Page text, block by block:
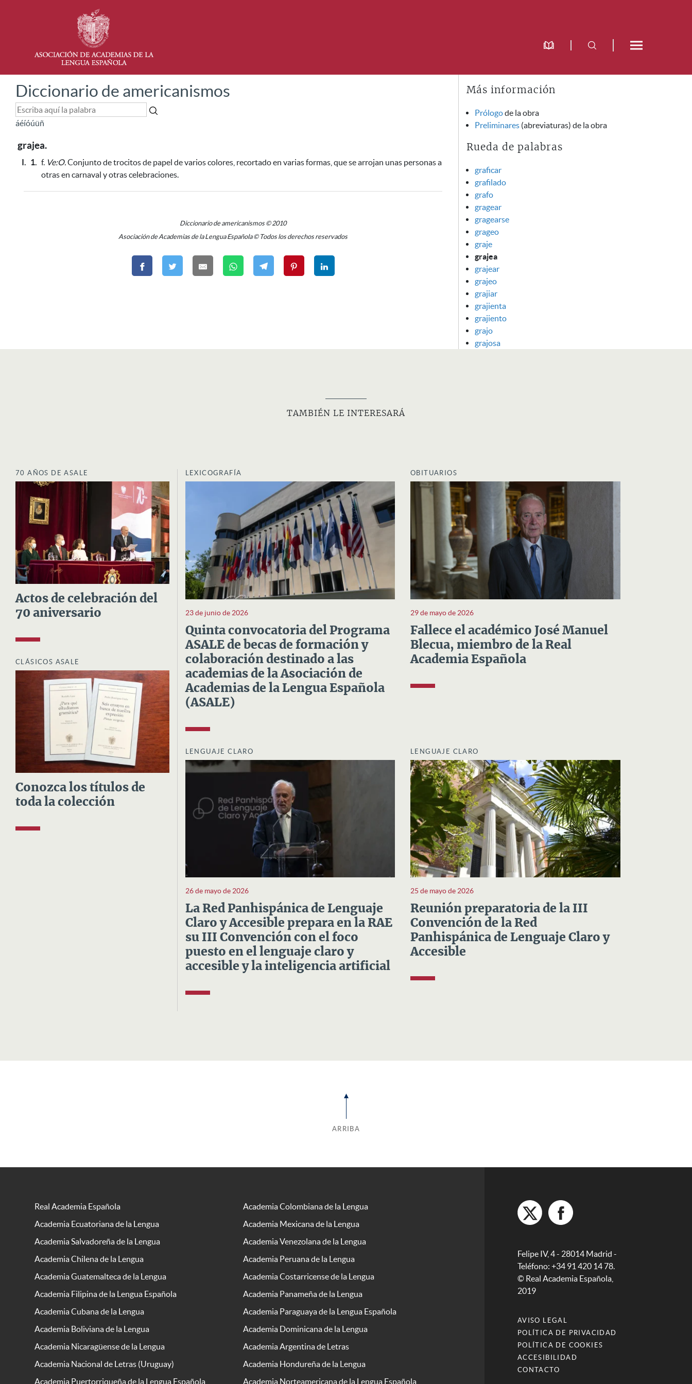
Diccionario de americanismos
áéíóúüñ
grajea.
I. 1. f. Ve:O.Conjunto de trocitos de papel de varios colores, recortado en varias formas, que se arrojan unas personas a
otras en carnaval y otras celebraciones.
Diccionario de americanismos © 2010
Asociación de Academias de la Lengua Española © Todos los derechos reservados
Más información
Prólogode la obra
Preliminares (abreviaturas) de la obra
Rueda de palabras
graficar
grafilado
grafo
gragear
gragearse
grageo
graje
grajea
grajear
grajeo
grajiar
grajienta
grajiento
grajo
grajosa
TAMBIÉN LE INTERESARÁ
70 AÑOS DE ASALE
Actos de celebración del
70 aniversario
CLÁSICOS ASALE
Conozca los títulos de
toda la colección
LEXICOGRAFÍA
23 de junio de 2026
Quinta convocatoria del Programa
ASALE de becas de formación y
colaboración destinado a las
academias de la Asociación de
Academias de la Lengua Española
(ASALE)
OBITUARIOS
29 de mayo de 2026
Fallece el académico José Manuel
Blecua, miembro de la Real
Academia Española
LENGUAJE CLARO
26 de mayo de 2026
La Red Panhispánica de Lenguaje
Claro y Accesible prepara en la RAE
su III Convención con el foco
puesto en el lenguaje claro y
accesible y la inteligencia artificial
LENGUAJE CLARO
25 de mayo de 2026
Reunión preparatoria de la III
Convención de la Red
Panhispánica de Lenguaje Claro y
Accesible
ARRIBA
Real Academia Española
Academia Colombiana de la Lengua
Academia Ecuatoriana de la Lengua
Academia Mexicana de la Lengua
Academia Salvadoreña de la Lengua
Academia Venezolana de la Lengua
Academia Chilena de la Lengua
Academia Peruana de la Lengua
Academia Guatemalteca de la Lengua
Academia Costarricense de la Lengua
Academia Filipina de la Lengua Española
Academia Panameña de la Lengua
Academia Cubana de la Lengua
Academia Paraguaya de la Lengua Española
Academia Boliviana de la Lengua
Academia Dominicana de la Lengua
Academia Nicaragüense de la Lengua
Academia Argentina de Letras
Academia Nacional de Letras (Uruguay)
Academia Hondureña de la Lengua
Academia Puertorriqueña de la Lengua Española
Academia Norteamericana de la Lengua Española
Felipe IV, 4 - 28014 Madrid -
Teléfono: +34 91 420 14 78.
© Real Academia Española,
2019
AVISO LEGAL
POLÍTICA DE PRIVACIDAD
POLÍTICA DE COOKIES
ACCESIBILIDAD
CONTACTO